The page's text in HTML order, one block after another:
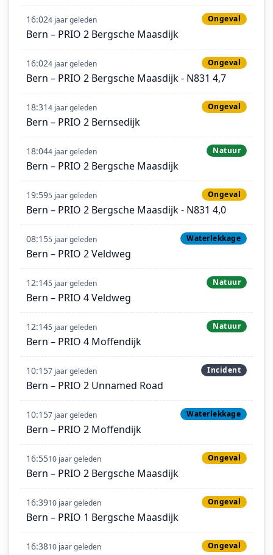
16:024 jaar geleden Ongeval
Bern – PRIO 2 Bergsche Maasdijk
16:024 jaar geleden Ongeval
Bern – PRIO 2 Bergsche Maasdijk - N831 4,7
18:314 jaar geleden Ongeval
Bern – PRIO 2 Bernsedijk
18:044 jaar geleden Natuur
Bern – PRIO 2 Bergsche Maasdijk
19:595 jaar geleden Ongeval
Bern – PRIO 2 Bergsche Maasdijk - N831 4,0
08:155 jaar geleden Waterlekkage
Bern – PRIO 2 Veldweg
12:145 jaar geleden Natuur
Bern – PRIO 4 Veldweg
12:145 jaar geleden Natuur
Bern – PRIO 4 Moffendijk
10:157 jaar geleden Incident
Bern – PRIO 2 Unnamed Road
10:157 jaar geleden Waterlekkage
Bern – PRIO 2 Moffendijk
16:5510 jaar geleden Ongeval
Bern – PRIO 2 Bergsche Maasdijk
16:3910 jaar geleden Ongeval
Bern – PRIO 1 Bergsche Maasdijk
16:3810 jaar geleden Ongeval